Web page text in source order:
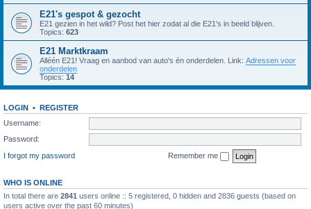
E21's gespot & gezocht
E21 gezien in het wild? Post het hier zodat al die E21's in beeld blijven.
Topics: 623
E21 Marktkraam
Alléén E21! Vraag en aanbod van auto's én onderdelen. Link: Adressen voor
onderdelen
Topics: 14
LOGIN • REGISTER
Username:
Password:
I forgot my password
Remember me
WHO IS ONLINE
In total there are 2841 users online :: 5 registered, 0 hidden and 2836 guests (based on
users active over the past 60 minutes)